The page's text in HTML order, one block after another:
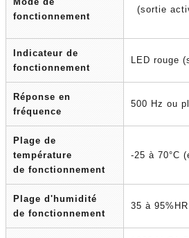
fonctionnement
(sortie
Indicateur de
fonctionnement
LED rouge
Réponse en
fréquence
500 Hz ou
Plage de
température
de fonctionnement
-25 à 70°C
Plage d'humidité
de fonctionnement
35 à